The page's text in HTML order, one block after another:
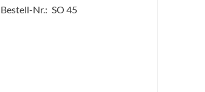
Bestell-Nr.: SO 45